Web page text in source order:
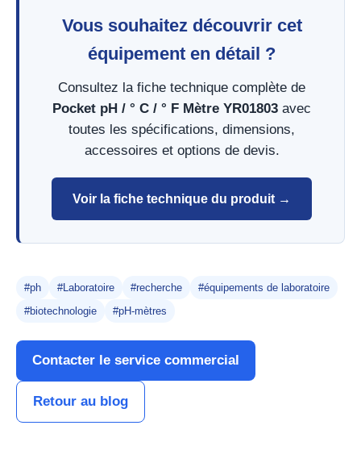
Vous souhaitez découvrir cet
équipement en détail ?
Consultez la fiche technique complète de
Pocket pH / ° C / ° F Mètre YR01803 avec
toutes les spécifications, dimensions,
accessoires et options de devis.
Voir la fiche technique du produit →
#ph #Laboratoire #recherche
#équipements de laboratoire
#biotechnologie
#pH-mètres
Contacter le service commercial
Retour au blog